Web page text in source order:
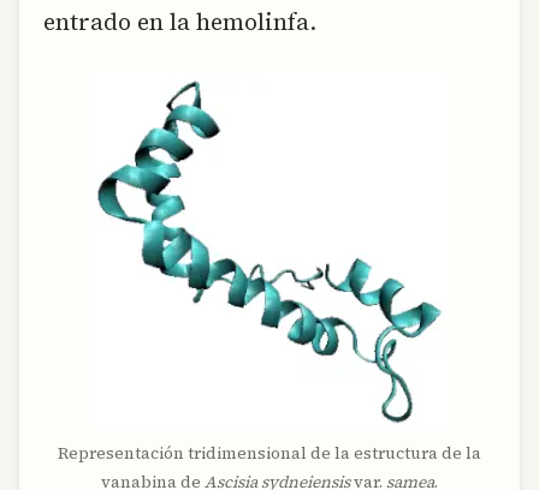
entrado en la hemolinfa.
Representación tridimensional de la estructura de la
vanabina de Ascisia sydneiensisvar. samea.